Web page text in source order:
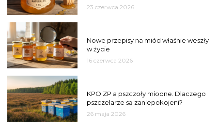
23 czerwca 2026
Nowe przepisy na miód właśnie weszły
w życie
16 czerwca 2026
KPO ZP a pszczoły miodne. Dlaczego
pszczelarze są zaniepokojeni?
26 maja 2026